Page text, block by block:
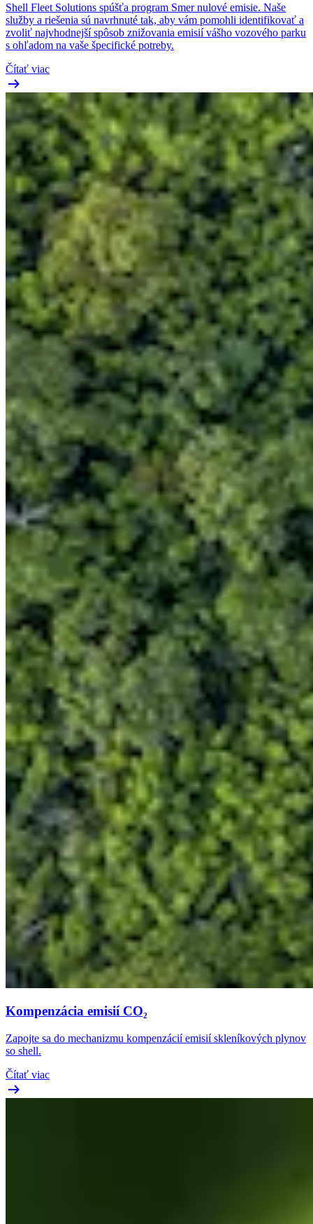
Shell Fleet Solutions spúšťa program Smer nulové emisie. Naše
služby a riešenia sú navrhnuté tak, aby vám pomohli identifikovať a
zvoliť najvhodnejší spôsob znižovania emisií vášho vozového parku
s ohľadom na vaše špecifické potreby.
Čítať viac
Kompenzácia emisií CO₂
Zapojte sa do mechanizmu kompenzácií emisií skleníkových plynov
so shell.
Čítať viac